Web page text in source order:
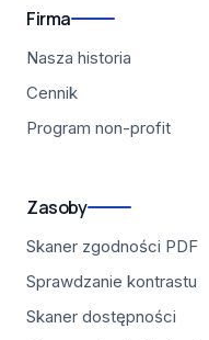
Firma
Nasza historia
Cennik
Program non-profit
Zasoby
Skaner zgodności PDF
Sprawdzanie kontrastu
Skaner dostępności